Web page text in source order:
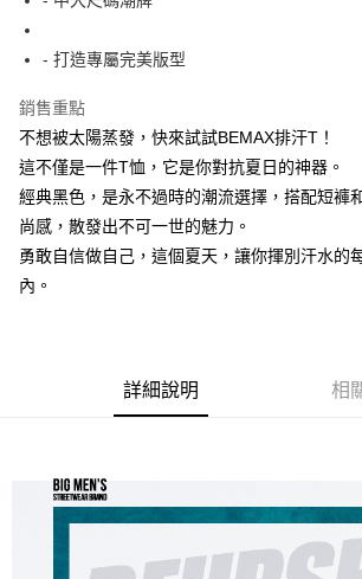
AFTEE先享後付
相關說明
AFTEE先享後付是「在收到商品之後才付款」的支付
便利好安心！
１．簡單：不需註冊會員、不需綁卡、不需儲值。
２．便利：只要手機號碼，簡訊認證，即可結帳。
３．安心：先確認商品／服務後，再付款。
１．於結帳方式選擇「AFTEE先享後付」後，將跳轉
ATM／網路銀行／等多元方式進行付款，方視為交易
※ 請注意：結帳手續完成當下不需立刻繳費，但若您
購買商品的店家。未經商家同意取消之訂單仍視為有
是否繳費成功／繳費後需取消欲退款等相關疑問，請
客戶支援中心」https://
１．透過由恩沛科技股份有限公司提供之「AFTEE先
ATM付款
運送方式
全家付款取貨
每筆NT$150
每筆NT$80，滿NT$1,200(含以上)免運費
- 打造專屬完美版型
銷售重點
不想被太陽蒸發，快來試試BEMAX排汗T！
這不僅是一件T恤，它是你對抗夏日的神器。
經典黑色，是永不過時的潮流選擇，搭配短褲
尚感，散發出不可一世的魅力。
勇敢自信做自己，這個夏天，讓你揮別汗水的
內。
詳細說明 相